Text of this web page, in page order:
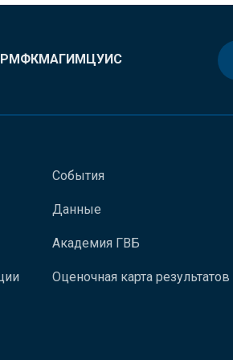
МФКМАГИМЦУИС
События
Данные
Академия ГВБ
Оценочная карта результатов